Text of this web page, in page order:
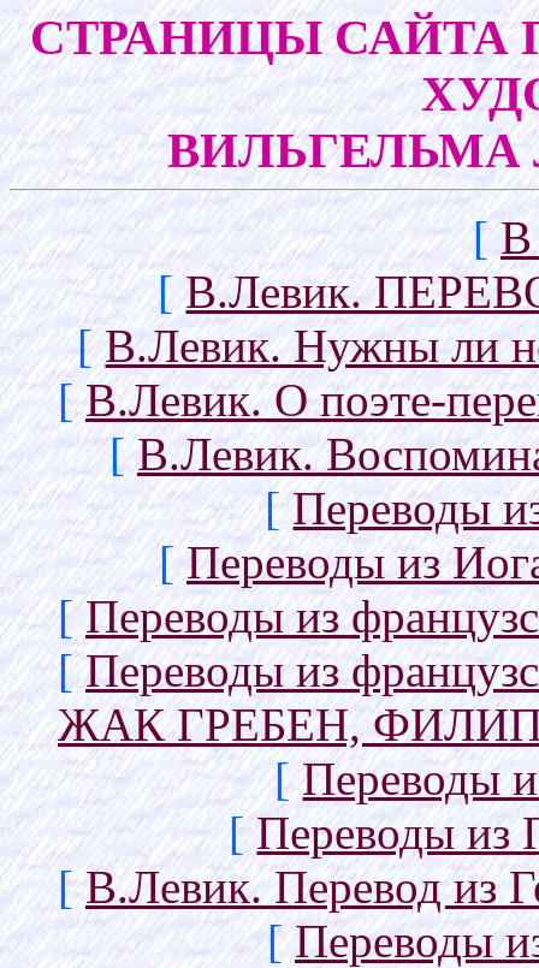
СТРАНИЦЫ САЙТА
ВИЛЬГЕЛЬМА
[В
[В.Левик.
[ В.Левик. Нужны ли
[В.Левик. О поэте-
[В.Левик.
[Переводы
[Переводы из
[Переводы из
[Переводы из
ЖАК ГРЕБЕН,
[Переводы
[Переводы
[В.Левик. Перевод из
[ Переводы